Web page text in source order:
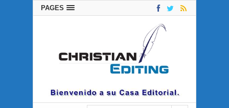
PAGES